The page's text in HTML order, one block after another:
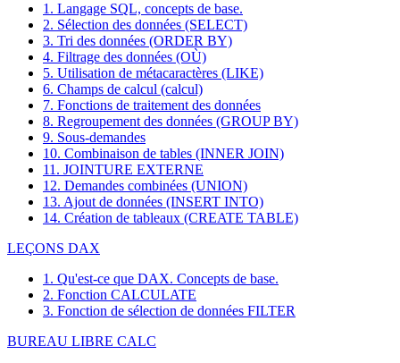
1. Langage SQL, concepts de base.
2. Sélection des données (SELECT)
3. Tri des données (ORDER BY)
4. Filtrage des données (OÙ)
5. Utilisation de métacaractères (LIKE)
6. Champs de calcul (calcul)
7. Fonctions de traitement des données
8. Regroupement des données (GROUP BY)
9. Sous-demandes
10. Combinaison de tables (INNER JOIN)
11. JOINTURE EXTERNE
12. Demandes combinées (UNION)
13. Ajout de données (INSERT INTO)
14. Création de tableaux (CREATE TABLE)
LEÇONS DAX
1. Qu'est-ce que DAX. Concepts de base.
2. Fonction CALCULATE
3. Fonction de sélection de données FILTER
BUREAU LIBRE CALC